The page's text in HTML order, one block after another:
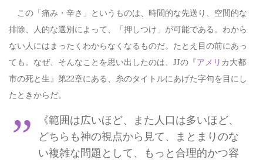
この「痛み・辛さ」というものは、時間的な先送り、空間的な
排除、人的な選別によって、「押しつけ」が可能である。わから
ない人にはまったくわからなくなるものだ。たとえ目の前にあっ
ても。なぜ、そんなことを思い出したのは、JJの『アメリ カ大都
市の死と生』第22章にある、糸のタイトルにあげた字句を目にし
たときからだ。
《範囲は広いほど、また人口は多いほど、
どちらも神の視点から見て、まとまりのな
い複雑な問題として、もっと合理的かつ容